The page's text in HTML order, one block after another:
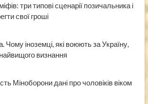
три типові сценарії позичальника і
свої гроші
Чому іноземці, які воюють за Україну,
визнання
Міноборони дані про чоловіків віком